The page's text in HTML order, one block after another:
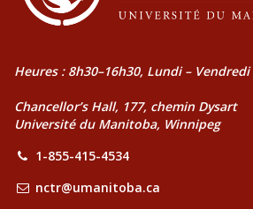
Heures : 8h30–16h30, Lundi – Vendredi
Chancellor’s Hall, 177, chemin Dysart
Université du Manitoba, Winnipeg
1-855-415-4534
nctr@umanitoba.ca